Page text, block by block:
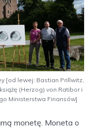
[od lewej: Bastian Prillwitz,
(Herzog) von Ratibor i
Ministerstwa Finansów]
monetę. Moneta o